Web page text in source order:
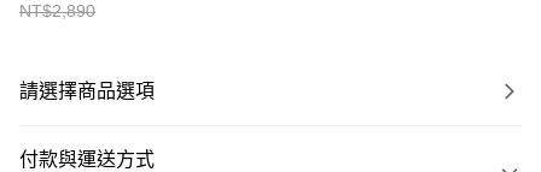
NT$2,890
請選擇商品選項
付款與運送方式